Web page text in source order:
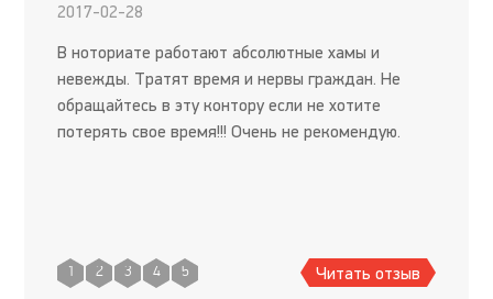
2017-02-28
В ноториате работают абсолютные хамы и
невежды. Тратят время и нервы граждан. Не
обращайтесь в эту контору если не хотите
потерять свое время!!! Очень не рекомендую.
1 2 3 4 5 Читать отзыв